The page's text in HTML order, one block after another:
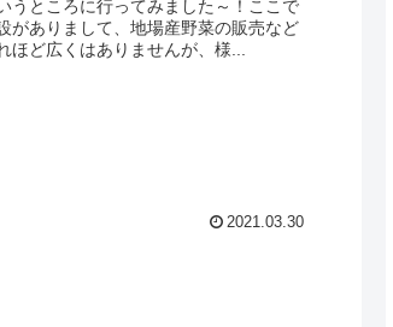
うところに行ってみました～！ここで
がありまして、地場産野菜の販売など
ど広くはありませんが、様...
2021.03.30